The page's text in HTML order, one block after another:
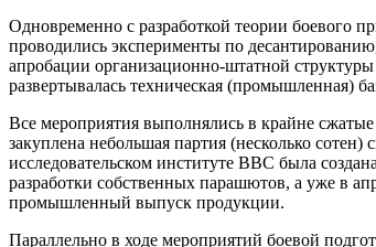
Одновременно с разработкой теории боевого
проводились эксперименты по
апробации организационно-штатной
развертывалась техническая (промышленная)
Все мероприятия выполнялись в крайне
закуплена небольшая партия (несколько
исследовательском институте ВВС была
разработки собственных парашютов, а уже в
промышленный выпуск продукции.
Параллельно в ходе мероприятий боевой